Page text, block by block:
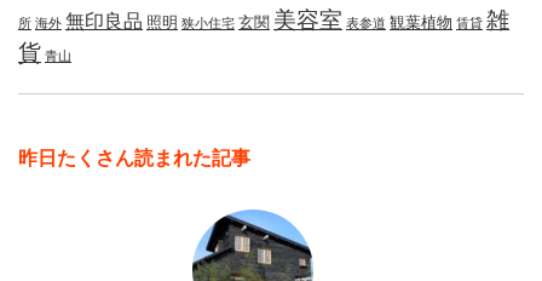
所 海外 無印良品 照明 狭小住宅 玄関 美容室 表参道 観葉植物 賃貸 雑
貨 青山
昨日たくさん読まれた記事